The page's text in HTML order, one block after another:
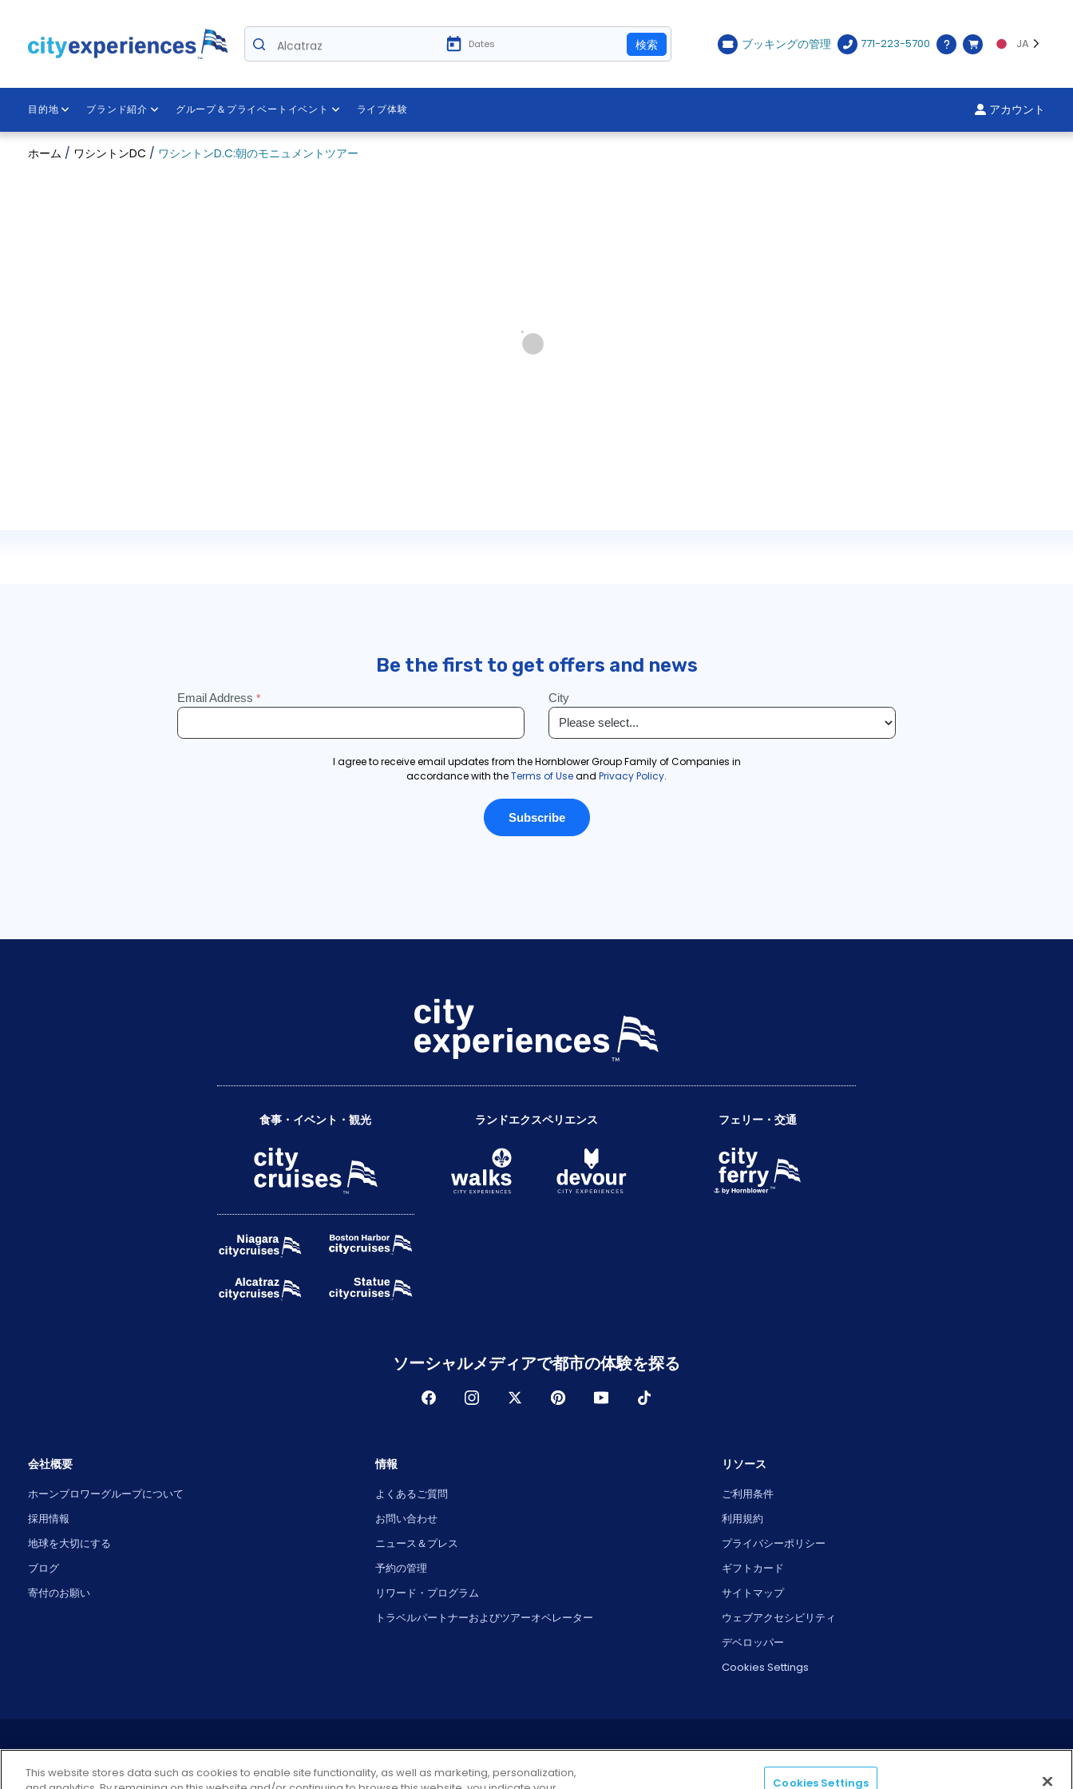
Alcatraz
検索 ブッキングの管理 771-223-5700 JA
目的地 ブランド紹介 グループ＆プライベートイベント ライブ体験 アカウント
ホーム / ワシントンDC / ワシントンD.C:朝のモニュメントツアー
食事・イベント・観光 ランドエクスペリエンス フェリー・交通
ソーシャルメディアで都市の体験を探る
会社概要
ホーンブロワーグループについて
採用情報
地球を大切にする
ブログ
寄付のお願い
情報
よくあるご質問
お問い合わせ
ニュース＆プレス
予約の管理
リワード・プログラム
トラベルパートナーおよびツアーオペレーター
リソース
ご利用条件
利用規約
プライバシーポリシー
ギフトカード
サイトマップ
ウェブアクセシビリティ
デベロッパー
Cookies Settings
© 2025 City Experiences™
フロリダ州オーランド、ヴァインランド・ロード4901、200号室
This website stores data such as cookies to enable site functionality, as well as marketing, personalization,
Cookies Settings